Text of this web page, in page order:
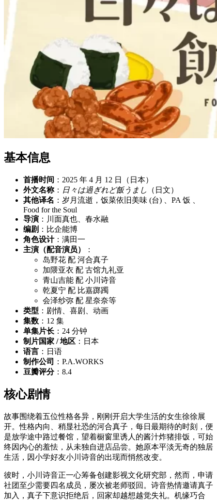
基本信息
首播时间 ：2025 年 4 月 12 日（日本）
外文名称： 日々は過ぎれど飯うまし
（日文）
其他译名 ：岁月流逝，饭菜依旧美味 (台) 、PA 饭 、
Food for the Soul
导演 ：川面真也、春水融
编剧 ：比企能博
角色设计：满田一
主演（配音演员）
：
岛野花 配 河合真子
加隈亚衣 配 古馆九礼亚
青山吉能 配 小川诗音
乾夏宁 配 比嘉踯躅
会泽纱弥 配 星奈奈等
类型 ：剧情、喜剧、动画
集数 ：12 集
单集片长 ：24 分钟
制片国家 / 地区 ：日本
语言 ：日语
制作公司
：P.A.WORKS
豆瓣评分：8.4
核心剧情
故事围绕着五位性格各异，刚刚开启大学生活的女生徐徐展
开。性格内向、稍显社恐的河合真子，每日最期待的时刻，便
是放学途中路过餐馆，望着橱窗里诱人的酱汁炸猪排饭，可始
终因内心的羞怯，从未独自进店品尝。她原本平淡无奇的独居
生活，因小学好友小川诗音的出现而悄然改变。
彼时，小川诗音正一心筹备创建影视文化研究部，然而，申请
社团至少需要四名成员，屡次被老师驳回。诗音热情邀请真子
加入，真子下意识拒绝后，回家却越想越觉失礼。机缘巧合